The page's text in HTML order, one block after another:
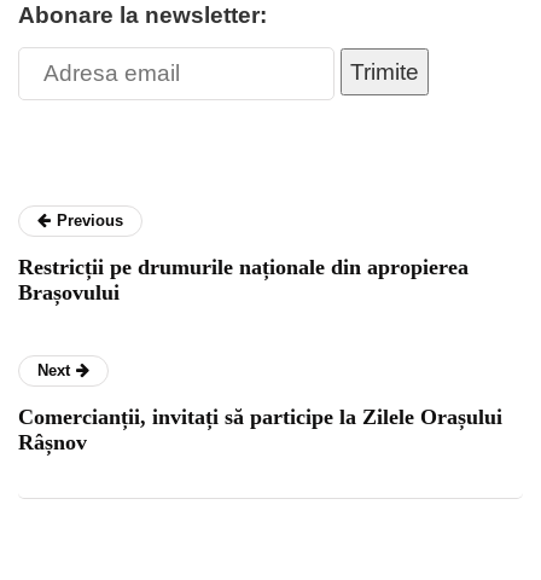
Abonare la newsletter:
Trimite
Previous
Restricții pe drumurile naționale din apropierea
Brașovului
Next
Comercianții, invitați să participe la Zilele Orașului
Râșnov